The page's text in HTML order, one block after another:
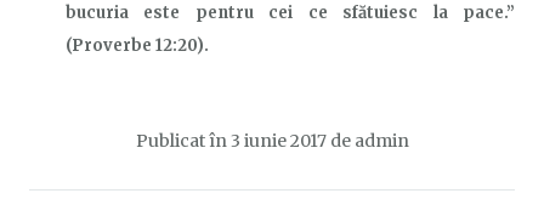
bucuria este pentru cei ce sfătuiesc la pace.”
(Proverbe 12:20).
Publicat în 3 iunie 2017de admin